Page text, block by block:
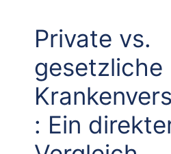
Private vs.
gesetzliche
: Ein